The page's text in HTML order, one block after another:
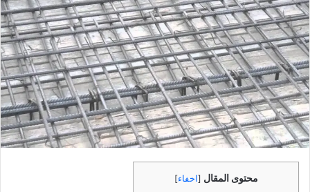
محتوى المقال [اخفاء]